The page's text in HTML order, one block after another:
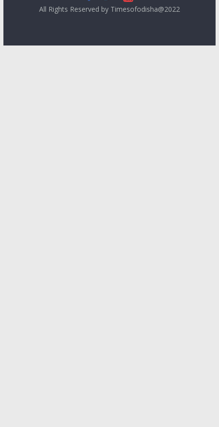
All Rights Reserved by Timesofodisha@2022